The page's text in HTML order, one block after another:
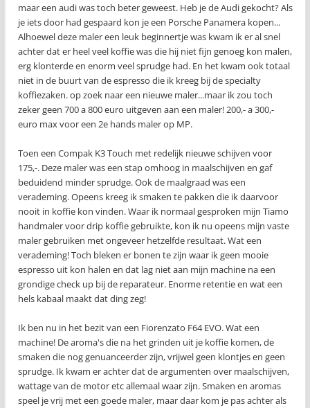
maar een audi was toch beter geweest. Heb je de Audi gekocht? Als
je iets door had gespaard kon je een Porsche Panamera kopen...
Alhoewel deze maler een leuk beginnertje was kwam ik er al snel
achter dat er heel veel koffie was die hij niet fijn genoeg kon malen,
erg klonterde en enorm veel sprudge had. En het kwam ook totaal
niet in de buurt van de espresso die ik kreeg bij de specialty
koffiezaken. op zoek naar een nieuwe maler...maar ik zou toch
zeker geen 700 a 800 euro uitgeven aan een maler! 200,- a 300,-
euro max voor een 2e hands maler op MP.
Toen een Compak K3 Touch met redelijk nieuwe schijven voor
175,-. Deze maler was een stap omhoog in maalschijven en gaf
beduidend minder sprudge. Ook de maalgraad was een
verademing. Opeens kreeg ik smaken te pakken die ik daarvoor
nooit in koffie kon vinden. Waar ik normaal gesproken mijn Tiamo
handmaler voor drip koffie gebruikte, kon ik nu opeens mijn vaste
maler gebruiken met ongeveer hetzelfde resultaat. Wat een
verademing! Toch bleken er bonen te zijn waar ik geen mooie
espresso uit kon halen en dat lag niet aan mijn machine na een
grondige check up bij de reparateur. Enorme retentie en wat een
hels kabaal maakt dat ding zeg!
Ik ben nu in het bezit van een Fiorenzato F64 EVO. Wat een
machine! De aroma's die na het grinden uit je koffie komen, de
smaken die nog genuanceerder zijn, vrijwel geen klontjes en geen
sprudge. Ik kwam er achter dat de argumenten over maalschijven,
wattage van de motor etc allemaal waar zijn. Smaken en aromas
speel je vrij met een goede maler, maar daar kom je pas achter als